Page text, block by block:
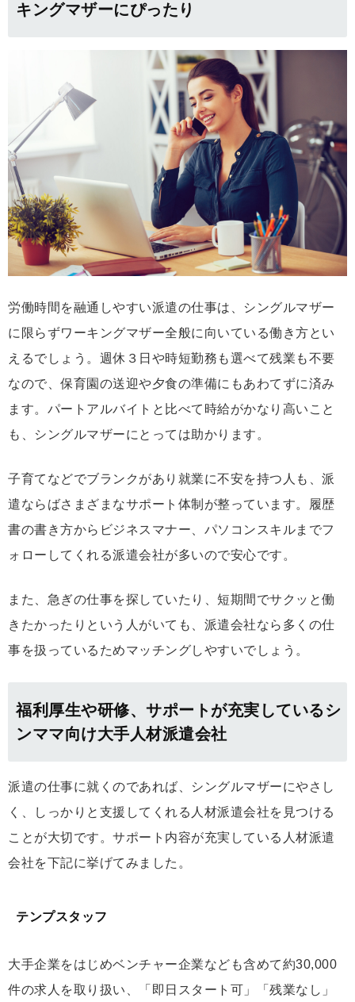
キングマザーにぴったり
労働時間を融通しやすい派遣の仕事は、シングルマザー
に限らずワーキングマザー全般に向いている働き方とい
えるでしょう。週休３日や時短勤務も選べて残業も不要
なので、保育園の送迎や夕食の準備にもあわてずに済み
ます。パートアルバイトと比べて時給がかなり高いこと
も、シングルマザーにとっては助かります。
子育てなどでブランクがあり就業に不安を持つ人も、派
遣ならばさまざまなサポート体制が整っています。履歴
書の書き方からビジネスマナー、パソコンスキルまでフ
ォローしてくれる派遣会社が多いので安心です。
また、急ぎの仕事を探していたり、短期間でサクッと働
きたかったりという人がいても、派遣会社なら多くの仕
事を扱っているためマッチングしやすいでしょう。
福利厚生や研修、サポートが充実しているシ
ンママ向け大手人材派遣会社
派遣の仕事に就くのであれば、シングルマザーにやさし
く、しっかりと支援してくれる人材派遣会社を見つける
ことが大切です。サポート内容が充実している人材派遣
会社を下記に挙げてみました。
テンプスタッフ
大手企業をはじめベンチャー企業なども含めて約30,000
件の求人を取り扱い、「即日スタート可」「残業なし」